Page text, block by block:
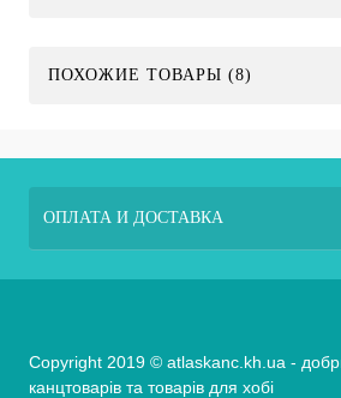
ПОХОЖИЕ ТОВАРЫ (8)
ОПЛАТА И ДОСТАВКА
Copyright 2019 © atlaskanc.kh.ua -
канцтоварів та товарів для хобі